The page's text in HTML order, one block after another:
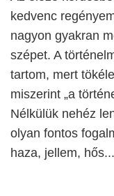
kedvenc
nagyon gyakran
szépet. A
tartom, mert
miszerint „a
Nélkülük nehéz
olyan fontos
haza, jellem, hős...